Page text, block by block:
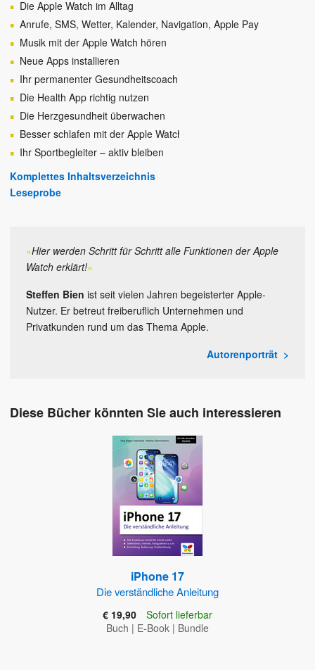
Die Apple Watch im Alltag
Anrufe, SMS, Wetter, Kalender, Navigation, Apple Pay
Musik mit der Apple Watch hören
Neue Apps installieren
Ihr permanenter Gesundheitscoach
Die Health App richtig nutzen
Die Herzgesundheit überwachen
Besser schlafen mit der Apple Watch
Ihr Sportbegleiter – aktiv bleiben
Komplettes Inhaltsverzeichnis
Leseprobe
»Hier werden Schritt für Schritt alle Funktionen der Apple
Watch erklärt!«
Steffen Bien ist seit vielen Jahren begeisterter Apple-
Nutzer. Er betreut freiberuflich Unternehmen und
Privatkunden rund um das Thema Apple.
Autorenporträt
Diese Bücher könnten Sie auch interessieren
iPhone 17
Die verständliche Anleitung
€ 19,90
Sofort lieferbar
Buch | E-Book | Bundle